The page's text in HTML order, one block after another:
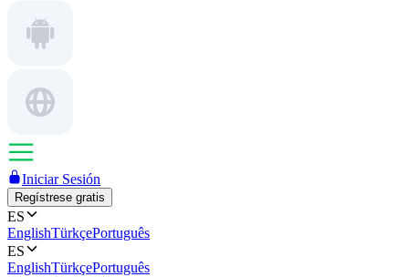
Iniciar Sesión
Regístrese gratis
ES
EnglishTürkçePortuguês
ES
EnglishTürkçePortuguês